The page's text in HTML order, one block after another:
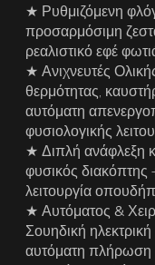
★ Ρυθμιζόμενη
προσαρμόσιμη
ρεαλιστικό εφέ
★ Ανιχνευτές
θερμότητας,
αυτόματη
φυσιολογικής
★ Διπλή ανάφλεξη
φυσικός διακόπτης
λειτουργία
★ Αυτόματος &
Σουηδική ηλεκτρική
αυτόματη πλήρωση